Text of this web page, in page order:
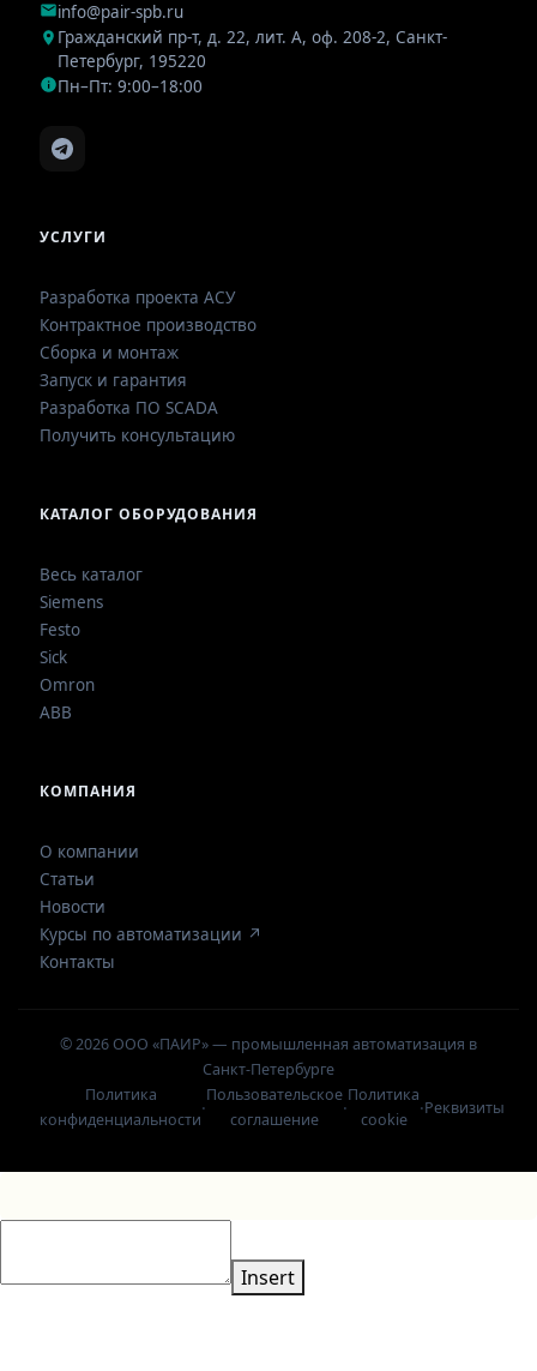
info@pair-spb.ru
Гражданский пр-т, д. 22, лит. А, оф. 208-2, Санкт-
Петербург, 195220
Пн–Пт: 9:00–18:00
УСЛУГИ
Разработка проекта АСУ
Контрактное производство
Сборка и монтаж
Запуск и гарантия
Разработка ПО SCADA
Получить консультацию
КАТАЛОГ ОБОРУДОВАНИЯ
Весь каталог
Siemens
Festo
Sick
Omron
ABB
КОМПАНИЯ
О компании
Статьи
Новости
Курсы по автоматизации ↗
Контакты
© 2026 ООО «ПАИР» — промышленная автоматизация в
Санкт-Петербурге
Политика
конфиденциальности
·
Пользовательское
соглашение
·
Политика
cookie
·Реквизиты
Insert